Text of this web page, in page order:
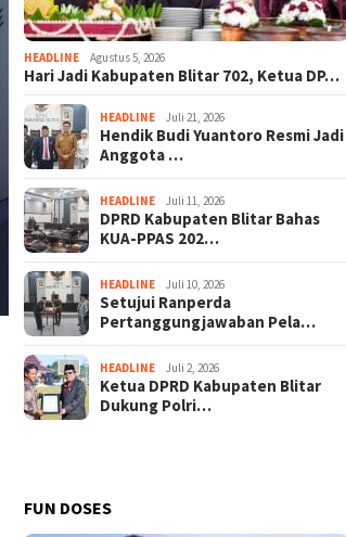
HEADLINE Agustus 5, 2026
Hari Jadi Kabupaten Blitar 702, Ketua DP…
HEADLINE Juli 21, 2026
Hendik Budi Yuantoro Resmi Jadi
Anggota …
HEADLINE Juli 11, 2026
DPRD Kabupaten Blitar Bahas
KUA-PPAS 202…
HEADLINE Juli 10, 2026
Setujui Ranperda
Pertanggungjawaban Pela…
HEADLINE Juli 2, 2026
Ketua DPRD Kabupaten Blitar
Dukung Polri…
FUN DOSES